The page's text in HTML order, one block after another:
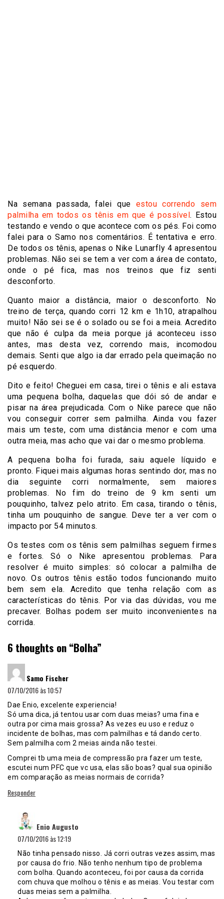
Na semana passada, falei que estou correndo sem
palmilha em todos os tênis em que é possível. Estou
testando e vendo o que acontece com os pés. Foi como
falei para o Samo nos comentários. É tentativa e erro.
De todos os tênis, apenas o Nike Lunarfly 4 apresentou
problemas. Não sei se tem a ver com a área de contato,
onde o pé fica, mas nos treinos que fiz senti
desconforto.
Quanto maior a distância, maior o desconforto. No
treino de terça, quando corri 12 km e 1h10, atrapalhou
muito! Não sei se é o solado ou se foi a meia. Acredito
que não é culpa da meia porque já aconteceu isso
antes, mas desta vez, correndo mais, incomodou
demais. Senti que algo ia dar errado pela queimação no
pé esquerdo.
Dito e feito! Cheguei em casa, tirei o tênis e ali estava
uma pequena bolha, daquelas que dói só de andar e
pisar na área prejudicada. Com o Nike parece que não
vou conseguir correr sem palmilha. Ainda vou fazer
mais um teste, com uma distância menor e com uma
outra meia, mas acho que vai dar o mesmo problema.
A pequena bolha foi furada, saiu aquele líquido e
pronto. Fiquei mais algumas horas sentindo dor, mas no
dia seguinte corri normalmente, sem maiores
problemas. No fim do treino de 9 km senti um
pouquinho, talvez pelo atrito. Em casa, tirando o tênis,
tinha um pouquinho de sangue. Deve ter a ver com o
impacto por 54 minutos.
Os testes com os tênis sem palmilhas seguem firmes
e fortes. Só o Nike apresentou problemas. Para
resolver é muito simples: só colocar a palmilha de
novo. Os outros tênis estão todos funcionando muito
bem sem ela. Acredito que tenha relação com as
características do tênis. Por via das dúvidas, vou me
precaver. Bolhas podem ser muito inconvenientes na
corrida.
6 thoughts on “Bolha”
Samo Fischer
07/10/2016 às 10:57
Dae Enio, excelente experiencia!
Só uma dica, já tentou usar com duas meias? uma fina e
outra por cima mais grossa? As vezes eu uso e reduz o
incidente de bolhas, mas com palmilhas e tá dando certo.
Sem palmilha com 2 meias ainda não testei.
Comprei tb uma meia de compressão pra fazer um teste,
escutei num PFC que vc usa, elas são boas? qual sua opinião
em comparação as meias normais de corrida?
Responder
Enio Augusto
07/10/2016 às 12:19
Não tinha pensado nisso. Já corri outras vezes assim, mas
por causa do frio. Não tenho nenhum tipo de problema
com bolha. Quando aconteceu, foi por causa da corrida
com chuva que molhou o tênis e as meias. Vou testar com
duas meias sem a palmilha.